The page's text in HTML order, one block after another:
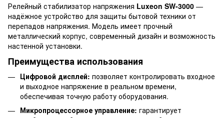
Релейный стабилизатор напряжения Luxeon SW-3000 —
надёжное устройство для защиты бытовой техники от
перепадов напряжения. Модель имеет прочный
металлический корпус, современный дизайн и возможность
настенной установки.
Преимущества использования
Цифровой дисплей: позволяет контролировать входное
и выходное напряжение в реальном времени,
обеспечивая точную работу оборудования.
Микропроцессорное управление: гарантирует